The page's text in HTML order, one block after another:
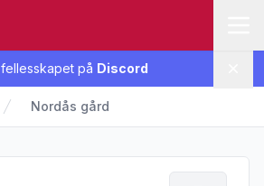
på Discord
Nordås gård